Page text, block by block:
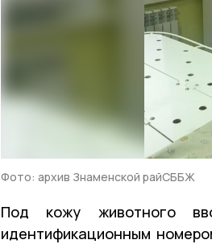
Фото: архив Знаменской райСББЖ
Под кожу животного
идентификационным